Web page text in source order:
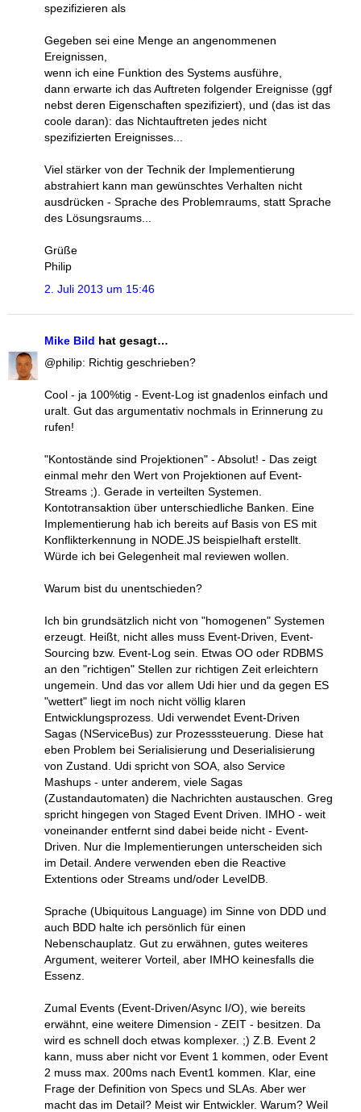
spezifizieren als
Gegeben sei eine Menge an angenommenen
Ereignissen,
wenn ich eine Funktion des Systems ausführe,
dann erwarte ich das Auftreten folgender Ereignisse (ggf
nebst deren Eigenschaften spezifiziert), und (das ist das
coole daran): das Nichtauftreten jedes nicht
spezifizierten Ereignisses...
Viel stärker von der Technik der Implementierung
abstrahiert kann man gewünschtes Verhalten nicht
ausdrücken - Sprache des Problemraums, statt Sprache
des Lösungsraums...
Grüße
Philip
2. Juli 2013 um 15:46
Mike Bild hat gesagt…
@philip: Richtig geschrieben?
Cool - ja 100%tig - Event-Log ist gnadenlos einfach und
uralt. Gut das argumentativ nochmals in Erinnerung zu
rufen!
"Kontostände sind Projektionen" - Absolut! - Das zeigt
einmal mehr den Wert von Projektionen auf Event-
Streams ;). Gerade in verteilten Systemen.
Kontotransaktion über unterschiedliche Banken. Eine
Implementierung hab ich bereits auf Basis von ES mit
Konflikterkennung in NODE.JS beispielhaft erstellt.
Würde ich bei Gelegenheit mal reviewen wollen.
Warum bist du unentschieden?
Ich bin grundsätzlich nicht von "homogenen" Systemen
erzeugt. Heißt, nicht alles muss Event-Driven, Event-
Sourcing bzw. Event-Log sein. Etwas OO oder RDBMS
an den "richtigen" Stellen zur richtigen Zeit erleichtern
ungemein. Und das vor allem Udi hier und da gegen ES
"wettert" liegt im noch nicht völlig klaren
Entwicklungsprozess. Udi verwendet Event-Driven
Sagas (NServiceBus) zur Prozesssteuerung. Diese hat
eben Problem bei Serialisierung und Deserialisierung
von Zustand. Udi spricht von SOA, also Service
Mashups - unter anderem, viele Sagas
(Zustandautomaten) die Nachrichten austauschen. Greg
spricht hingegen von Staged Event Driven. IMHO - weit
voneinander entfernt sind dabei beide nicht - Event-
Driven. Nur die Implementierungen unterscheiden sich
im Detail. Andere verwenden eben die Reactive
Extentions oder Streams und/oder LevelDB.
Sprache (Ubiquitous Language) im Sinne von DDD und
auch BDD halte ich persönlich für einen
Nebenschauplatz. Gut zu erwähnen, gutes weiteres
Argument, weiterer Vorteil, aber IMHO keinesfalls die
Essenz.
Zumal Events (Event-Driven/Async I/O), wie bereits
erwähnt, eine weitere Dimension - ZEIT - besitzen. Da
wird es schnell doch etwas komplexer. ;) Z.B. Event 2
kann, muss aber nicht vor Event 1 kommen, oder Event
2 muss max. 200ms nach Event1 kommen. Klar, eine
Frage der Definition von Specs und SLAs. Aber wer
macht das im Detail? Meist wir Entwickler. Warum? Weil